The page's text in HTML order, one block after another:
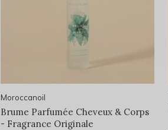
Moroccanoil
Brume Parfumée Cheveux & Corps
- Fragrance Originale